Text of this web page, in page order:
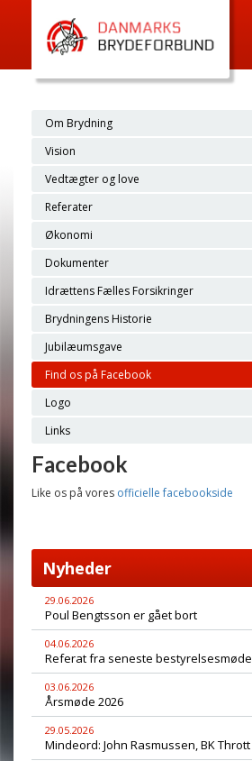
Om Brydning
Vision
Vedtægter og love
Referater
Økonomi
Dokumenter
Idrættens Fælles Forsikringer
Brydningens Historie
Jubilæumsgave
Find os på Facebook
Logo
Links
Facebook
Like os på vores officielle facebookside
Nyheder
29.06.2026
Poul Bengtsson er gået bort
04.06.2026
Referat fra seneste bestyrelsesmøde
03.06.2026
Årsmøde 2026
29.05.2026
Mindeord: John Rasmussen, BK Thrott